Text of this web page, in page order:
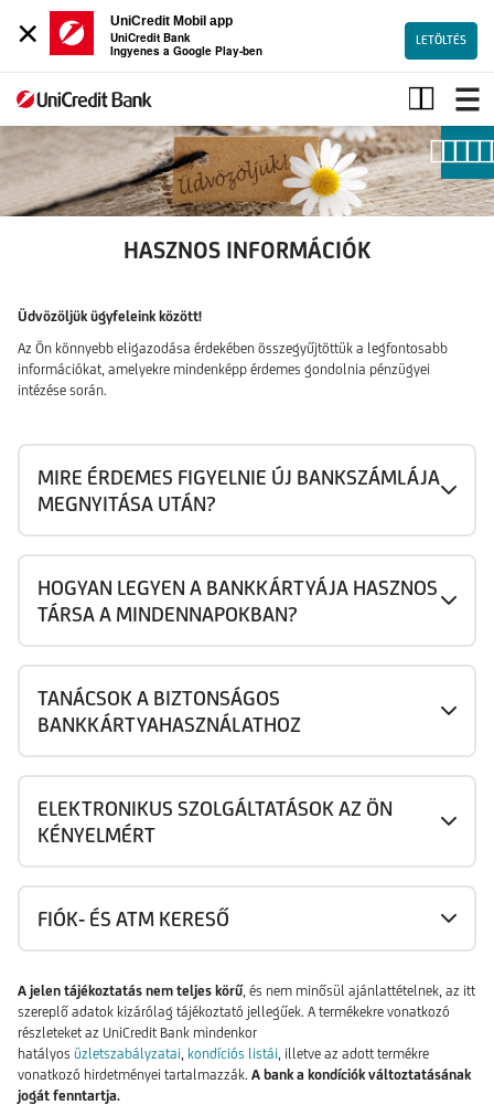
×
UniCredit Mobil app
UniCredit Bank
Ingyenes a Google Play-ben
LETÖLTÉS
Hasznos
információk
új
ügyfeleink
részére
HASZNOS INFORMÁCIÓK
Üdvözöljük ügyfeleink között!
Az Ön könnyebb eligazodása érdekében összegyűjtöttük a legfontosabb
információkat, amelyekre mindenképp érdemes gondolnia pénzügyei
intézése során.
MIRE ÉRDEMES FIGYELNIE ÚJ BANKSZÁMLÁJA
MEGNYITÁSA UTÁN?
HOGYAN LEGYEN A BANKKÁRTYÁJA HASZNOS
TÁRSA A MINDENNAPOKBAN?
TANÁCSOK A BIZTONSÁGOS
BANKKÁRTYAHASZNÁLATHOZ
ELEKTRONIKUS SZOLGÁLTATÁSOK AZ ÖN
KÉNYELMÉRT
FIÓK- ÉS ATM KERESŐ
A jelen tájékoztatás nem teljes körű, és nem minősül ajánlattételnek, az itt
szereplő adatok kizárólag tájékoztató jellegűek. A termékekre vonatkozó
részleteket az UniCredit Bank mindenkor
hatályos üzletszabályzatai kondíciós listái , illetve az adott termékre
vonatkozó hirdetményei tartalmazzák. A bank a kondíciók változtatásának
jogát fenntartja.